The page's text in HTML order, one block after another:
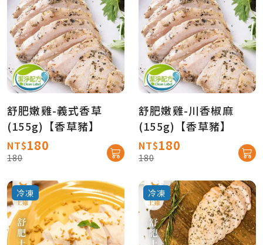
舒肥嫩雞-義式香草
(155g)【香草豬】
NT$180
180
舒肥嫩雞-川香椒麻
(155g)【香草豬】
NT$180
180
冷凍 冷凍